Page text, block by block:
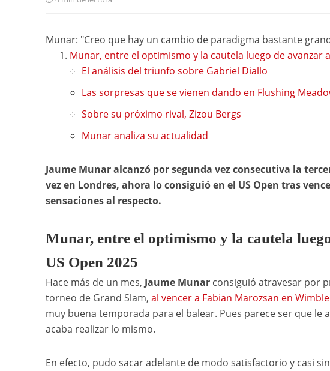
Munar: "Creo que hay un cambio de paradigma bastante
Munar, entre el optimismo y la cautela luego de avanzar
El análisis del triunfo sobre Gabriel Diallo
Las sorpresas que se vienen dando en Flushing
Sobre su próximo rival, Zizou Bergs
Munar analiza su actualidad
Jaume Munar alcanzó por segunda vez consecutiva la
vez en Londres, ahora lo consiguió en el US Open tras
sensaciones al respecto.
Munar, entre el optimismo y la cautela
US Open 2025
Hace más de un mes, Jaume Munarconsiguió atravesar por
torneo de Grand Slam, al vencer a Fabian Marozsan en
muy buena temporada para el balear. Pues parece ser que le
acaba realizar lo mismo.
En efecto, pudo sacar adelante de modo satisfactorio y casi